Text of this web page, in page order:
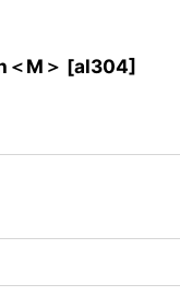
M＞ [al304]